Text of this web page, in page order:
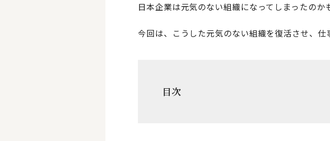
日本企業は元気のない組織になってしまったのか
今回は、こうした元気のない組織を復活させ、仕
目次